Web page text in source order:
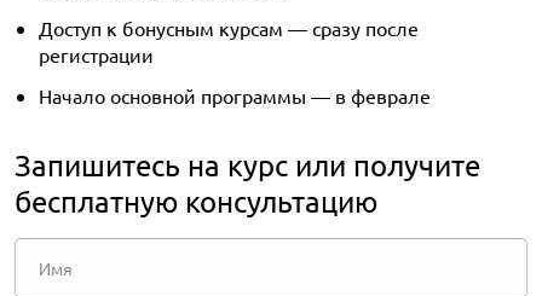
Доступ к бонусным курсам — сразу после
регистрации
Начало основной программы — в феврале
Запишитесь на курс или получите
бесплатную консультацию